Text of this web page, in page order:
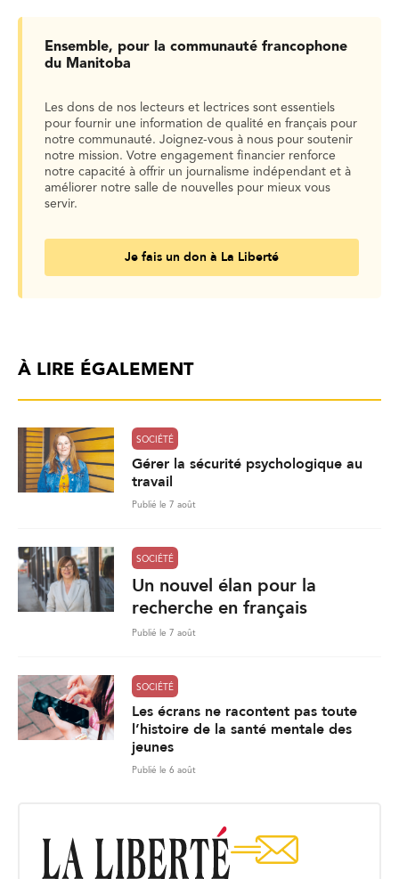
Ensemble, pour la communauté francophone
du Manitoba
Les dons de nos lecteurs et lectrices sont essentiels
pour fournir une information de qualité en français pour
notre communauté. Joignez-vous à nous pour soutenir
notre mission. Votre engagement financier renforce
notre capacité à offrir un journalisme indépendant et à
améliorer notre salle de nouvelles pour mieux vous
servir.
Je fais un don à La Liberté
À LIRE ÉGALEMENT
SOCIÉTÉ
Gérer la sécurité psychologique au
travail
Publié le 7 août
SOCIÉTÉ
Un nouvel élan pour la
recherche en français
Publié le 7 août
SOCIÉTÉ
Les écrans ne racontent pas toute
l’histoire de la santé mentale des
jeunes
Publié le 6 août